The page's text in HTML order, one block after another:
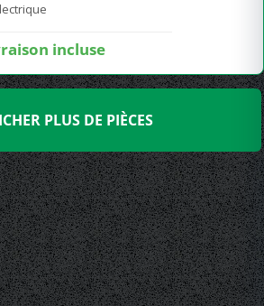
incluse
PLUS DE PIÈCES